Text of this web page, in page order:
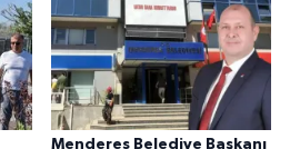
Menderes Belediye Başkanı